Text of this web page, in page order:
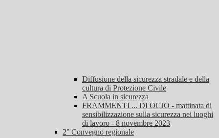
Diffusione della sicurezza stradale e della
cultura di Protezione Civile
A Scuola in sicurezza
FRAMMENTI ... DI OCJO - mattinata di
sensibilizzazione sulla sicurezza nei luoghi
di lavoro - 8 novembre 2023
2° Convegno regionale